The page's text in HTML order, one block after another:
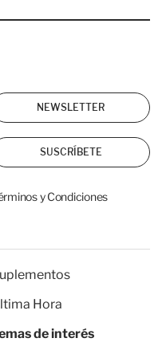
NEWSLETTER
SUSCRÍBETE
y Condiciones
Hora
de interés